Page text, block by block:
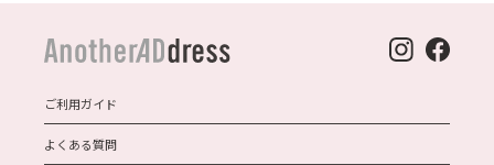
ご利用ガイド
よくある質問